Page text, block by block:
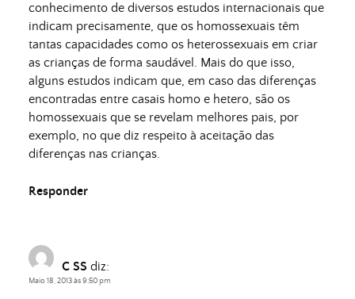
conhecimento de diversos estudos internacionais que
indicam precisamente, que os homossexuais têm
tantas capacidades como os heterossexuais em criar
as crianças de forma saudável. Mais do que isso,
alguns estudos indicam que, em caso das diferenças
encontradas entre casais homo e hetero, são os
homossexuais que se revelam melhores pais, por
exemplo, no que diz respeito à aceitação das
diferenças nas crianças.
Responder
C SS diz:
Maio 18, 2013 às 9:50 pm